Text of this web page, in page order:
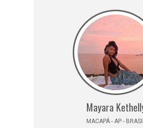
Mayara
MACAPÁ - AP -